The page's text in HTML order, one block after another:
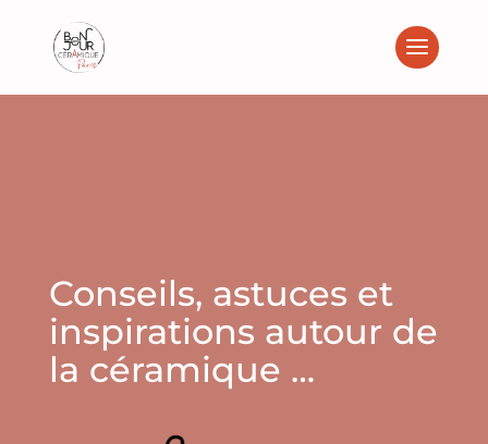
Conseils, astuces et
inspirations autour de
la céramique …